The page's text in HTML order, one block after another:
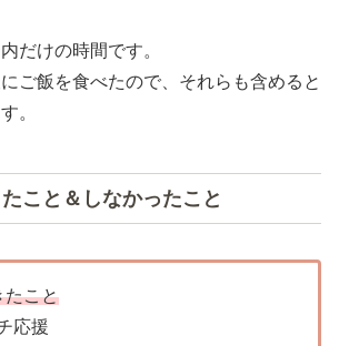
だけの時間です。
ご飯を食べたので、それらも含めると
。
こと＆しなかったこと
たこと
応援